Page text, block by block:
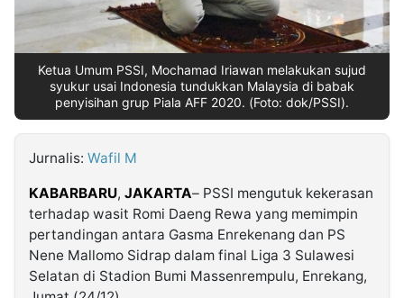
Kabarbaru
Kabarbaru.co
2026
Ketua Umum PSSI, Mochamad Iriawan melakukan sujud
syukur usai Indonesia tundukkan Malaysia di babak
penyisihan grup Piala AFF 2020. (Foto: dok/PSSI).
Jurnalis: Wafil M
KABARBARU, JAKARTA– PSSI mengutuk kekerasan
terhadap wasit Romi Daeng Rewa yang memimpin
pertandingan antara Gasma Enrekenang dan PS
Nene Mallomo Sidrap dalam final Liga 3 Sulawesi
Selatan di Stadion Bumi Massenrempulu, Enrekang,